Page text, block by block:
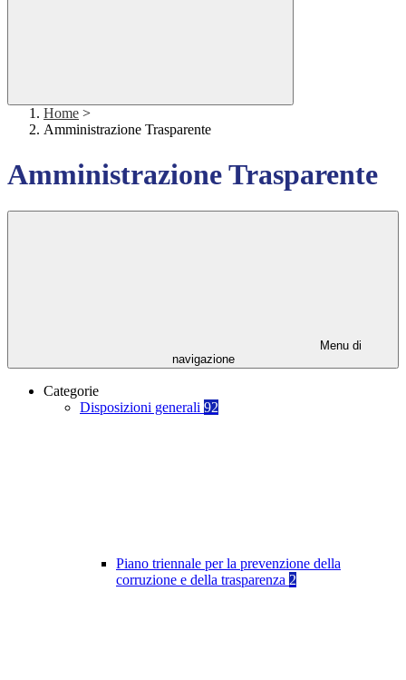
Home >
Amministrazione Trasparente
Amministrazione Trasparente
Menu di
navigazione
Categorie
Disposizioni generali 92
Piano triennale per la prevenzione della
corruzione e della trasparenza 2